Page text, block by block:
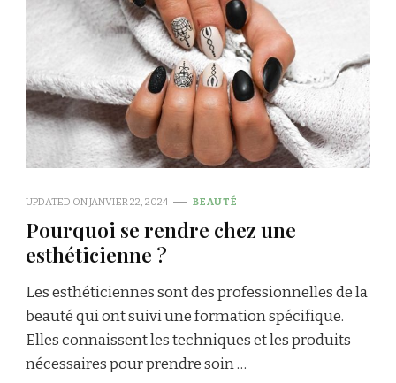
UPDATED ONJANVIER 22, 2024 BEAUTÉ
Pourquoi se rendre chez une
esthéticienne ?
Les esthéticiennes sont des professionnelles de la
beauté qui ont suivi une formation spécifique.
Elles connaissent les techniques et les produits
nécessaires pour prendre soin …